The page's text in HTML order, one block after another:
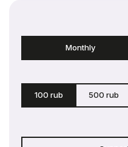
Monthly
100 rub 500 rub